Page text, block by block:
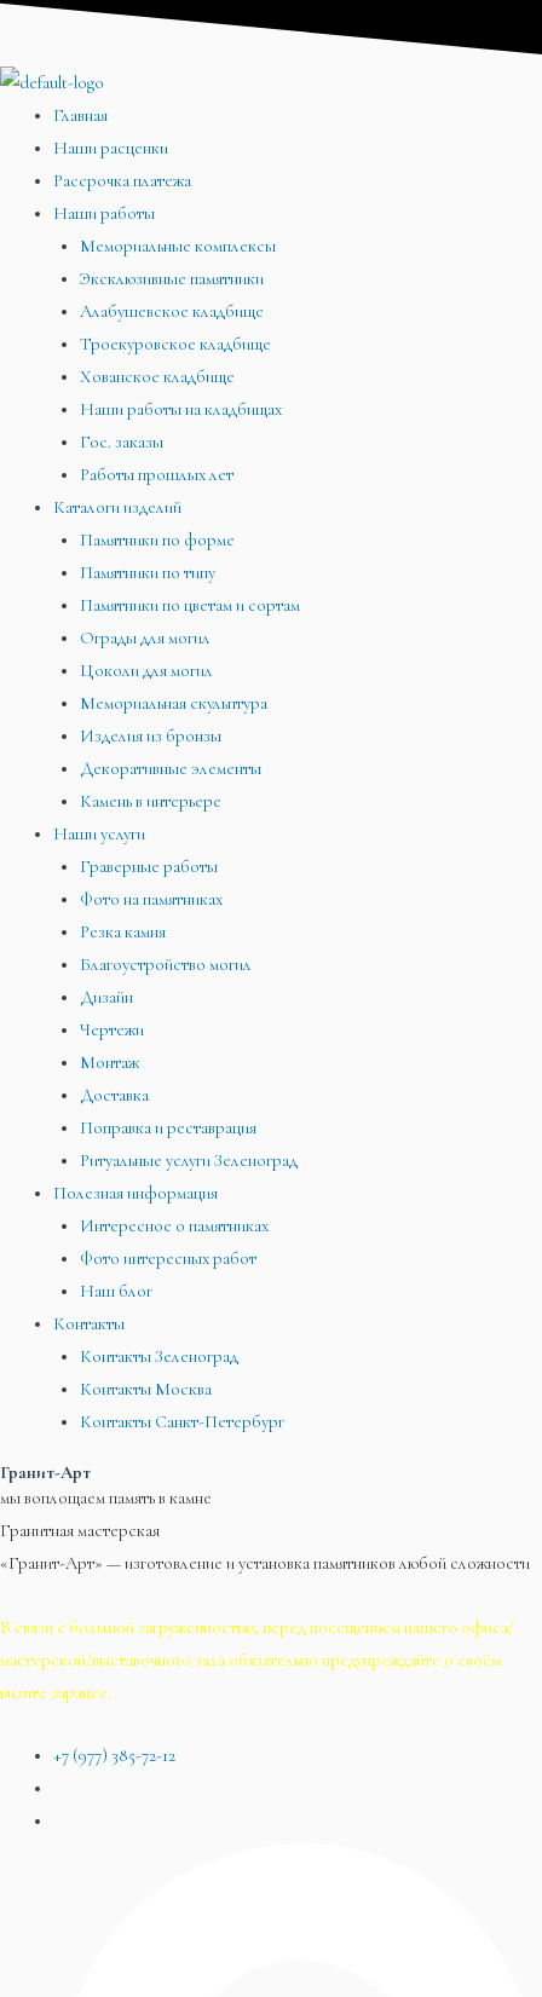
Перейти
содержимому
Главная
Наши расценки
Рассрочка платежа
Наши работы
Мемориальные комплексы
Эксклюзивные памятники
Алабушевское кладбище
Троекуровское кладбище
Хованское кладбище
Наши работы на кладбищах
Гос. заказы
Работы прошлых лет
Каталоги изделий
Памятники по форме
Памятники по типу
Памятники по цветам и сортам
Ограды для могил
Цоколи для могил
Мемориальная скульптура
Изделия из бронзы
Декоративные элементы
Камень в интерьере
Наши услуги
Граверные работы
Фото на памятниках
Резка камня
Благоустройство могил
Дизайн
Чертежи
Монтаж
Доставка
Поправка и реставрация
Ритуальные услуги Зеленоград
Полезная информация
Интересное о памятниках
Фото интересных работ
Наш блог
Контакты
Контакты Зеленоград
Контакты Москва
Контакты Санкт-Петербург
Гранит-Арт
мы воплощаем память в камне
Гранитная мастерская
«Гранит-Арт» — изготовление и установка памятников любой сложности
В связи с большой загруженностью, перед посещением нашего офиса/
мастерской/выставочного зала обязательно предупреждайте о своём
визите заранее.
+7 (977) 385-72-12